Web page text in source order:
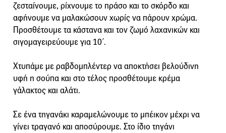
ζεσταίνουμε, ρίχνουμε το πράσο και το σκόρδο και
αφήνουμε να μαλακώσουν χωρίς να πάρουν χρώμα.
Προσθέτουμε τα κάστανα και τον ζωμό λαχανικών και
σιγομαγειρεύουμε για 10΄.
Χτυπάμε με ραβδομπλέντερ να αποκτήσει βελούδινη
υφή η σούπα και στο τέλος προσθέτουμε κρέμα
γάλακτος και αλάτι.
Σε ένα τηγανάκι καραμελώνουμε το μπέικον μέχρι να
γίνει τραγανό και αποσύρουμε. Στο ίδιο τηγάνι